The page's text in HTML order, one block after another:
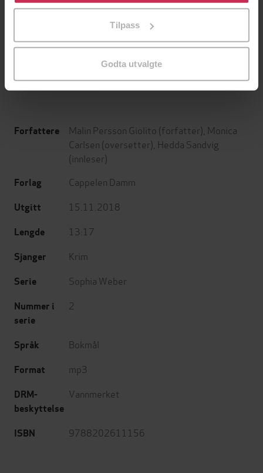
Tilpass
Godta utvalgte
Det innerste rommet
Jørn Lier Horst
Den du ikke ser
Jonas Moström
Forfattere Malin Persson Giolito (forfatter), Monica
Carlsen (oversetter), Hedda Sandvig
(innleser)
Forlag Cappelen Damm
Utgitt 15.11.2018
Lengde 13:17
Sjanger Krim
Serie Sophia Weber
Nummer i
serie
2
Språk Bokmål
Format mp3
DRM-
beskyttelse
Vannmerket
ISBN 9788202611156